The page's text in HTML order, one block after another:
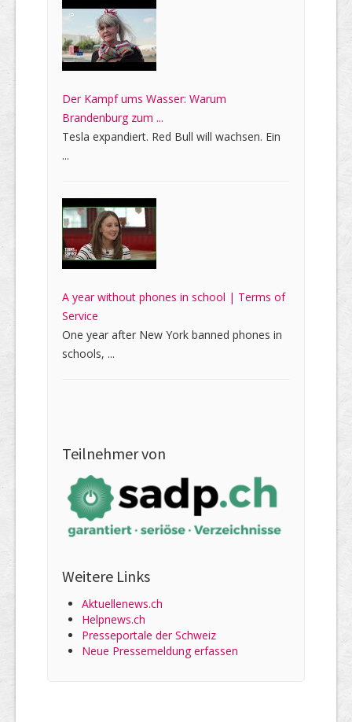
Der Kampf ums Wasser: Warum
Brandenburg zum ...
Tesla expandiert. Red Bull will wachsen. Ein
...
A year without phones in school | Terms of
Service
One year after New York banned phones in
schools, ...
Teilnehmer von
Weitere Links
Aktuellenews.ch
Helpnews.ch
Presseportale der Schweiz
Neue Pressemeldung erfassen